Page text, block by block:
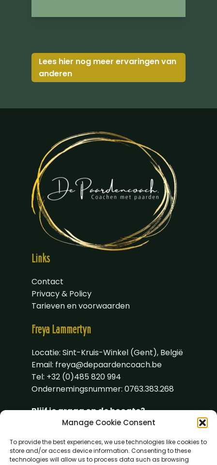
Manage Cookie Consent
To provide the best experiences, we use technologies like cookies to
store and/or access device information. Consenting to these
technologies will allow us to process data such as browsing
Lees hier nog meer ervaringen van
anderen
Links
Contact
Privacy & Policy
Tarieven en voorwaarden
Freya Lammertyn
Locatie: Sint-Kruis-Winkel (Gent), België
Email: freya@depaardencoach.be
Tel: +32 (0)485 820 994
Ondernemingsnummer: 0763.383.268
Blijf je graag op de hoogte?